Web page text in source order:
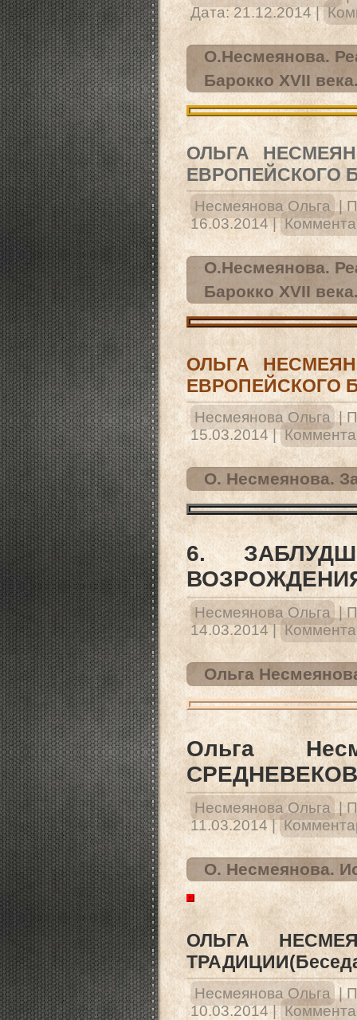
Дата: 21.12.2014 |
О.Несмеянова.
Барокко XVII
ОЛЬГА
ЕВРОПЕЙСКОГО
Несмеянова Ольга |
16.03.2014 |
О.Несмеянова.
Барокко XVII
ОЛЬГА
ЕВРОПЕЙСКОГО
Несмеянова Ольга |
15.03.2014 |
О. Несмеянова.
6.
Несмеянова Ольга |
14.03.2014 |
Ольга
Ольга
Несмеянова Ольга
11.03.2014 |
О. Несмеянова.
ОЛЬГА
Несмеянова Ольга |
10.03.2014 |